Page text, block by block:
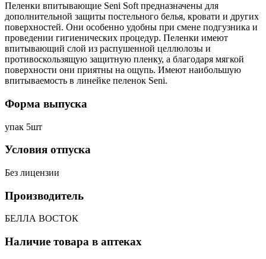
Пеленки впитывающие Seni Soft предназначены для
дополнительной защиты постельного белья, кровати и других
поверхностей. Они особенно удобны при смене подгузника и
проведении гигиенических процедур. Пеленки имеют
впитывающий слой из распушенной целлюлозы и
противоскользящую защитную пленку, а благодаря мягкой
поверхности они приятны на ощупь. Имеют наибольшую
впитываемость в линейке пеленок Seni.
Форма выпуска
упак 5шт
Условия отпуска
Без лицензии
Производитель
БЕЛЛА ВОСТОК
Наличие товара в аптеках